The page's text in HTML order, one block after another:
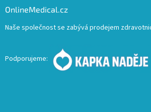
OnlineMedical.cz
Naše společnost se zabývá prodejem
Podporujeme: